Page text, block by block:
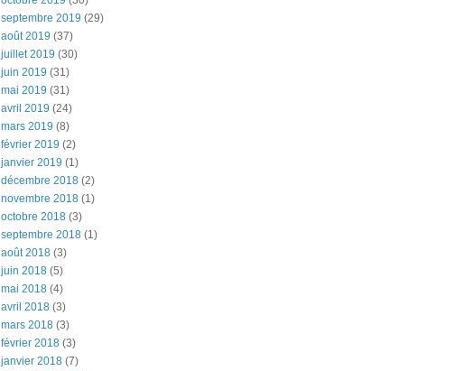
septembre 2019 (29)
août 2019 (37)
juillet 2019 (30)
juin 2019 (31)
mai 2019 (31)
avril 2019 (24)
mars 2019 (8)
février 2019 (2)
janvier 2019 (1)
décembre 2018 (2)
novembre 2018 (1)
octobre 2018 (3)
septembre 2018 (1)
août 2018 (3)
juin 2018 (5)
mai 2018 (4)
avril 2018 (3)
mars 2018 (3)
février 2018 (3)
janvier 2018 (7)